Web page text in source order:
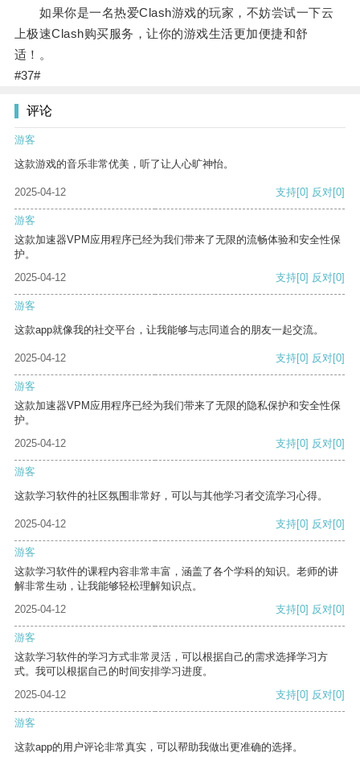
如果你是一名热爱Clash游戏的玩家，不妨尝试一下云
上极速Clash购买服务，让你的游戏生活更加便捷和舒
适！。
#37#
评论
游客
这款游戏的音乐非常优美，听了让人心旷神怡。
2025-04-12 支持[0] 反对[0]
游客
这款加速器VPM应用程序已经为我们带来了无限的流畅体验和安全性保
护。
2025-04-12
支持[0] 反对[0]
游客
这款app就像我的社交平台，让我能够与志同道合的朋友一起交流。
2025-04-12 支持[0] 反对[0]
游客
这款加速器VPM应用程序已经为我们带来了无限的隐私保护和安全性保
护。
2025-04-12
支持[0] 反对[0]
游客
这款学习软件的社区氛围非常好，可以与其他学习者交流学习心得。
2025-04-12 支持[0] 反对[0]
游客
这款学习软件的课程内容非常丰富，涵盖了各个学科的知识。老师的讲
解非常生动，让我能够轻松理解知识点。
2025-04-12
支持[0] 反对[0]
游客
这款学习软件的学习方式非常灵活，可以根据自己的需求选择学习方
式。我可以根据自己的时间安排学习进度。
2025-04-12
支持[0] 反对[0]
游客
这款app的用户评论非常真实，可以帮助我做出更准确的选择。